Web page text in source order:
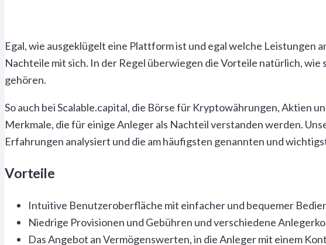
Egal, wie ausgeklügelt eine Plattform ist und egal welche Leistungen
Nachteile mit sich. In der Regel überwiegen die Vorteile natürlich,
gehören.
So auch bei Scalable.capital, die Börse für Kryptowährungen, Aktien
Merkmale, die für einige Anleger als Nachteil verstanden werden.
Erfahrungen analysiert und die am häufigsten genannten und
Vorteile
Intuitive Benutzeroberfläche mit einfacher und bequemer
Niedrige Provisionen und Gebühren und verschiedene
Das Angebot an Vermögenswerten, in die Anleger mit einem